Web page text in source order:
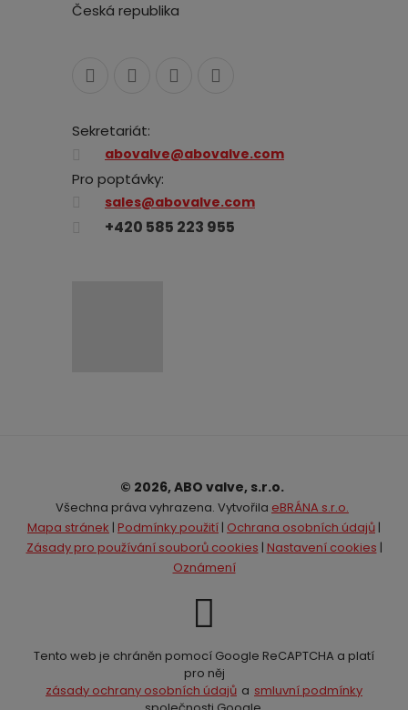
Česká republika
Sekretariát:
abovalve@abovalve.com
Pro poptávky:
sales@abovalve.com
+420 585 223 955
© 2026, ABO valve, s.r.o.
Všechna práva vyhrazena. Vytvořila eBRÁNA s.r.o.
Mapa stránek | Podmínky použití | Ochrana osobních údajů |
Zásady pro používání souborů cookies | Nastavení cookies |
Oznámení
Tento web je chráněn pomocí Google ReCAPTCHA a platí
pro něj
zásady ochrany osobních údajů a smluvní podmínky